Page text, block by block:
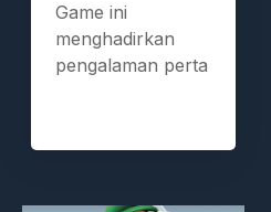
Game ini
menghadirkan
pengalaman perta